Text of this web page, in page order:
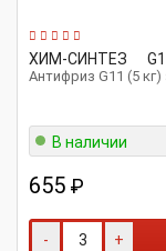
ХИМ-СИНТЕЗ
Антифриз G11 (5
В наличии
655 ₽
- +